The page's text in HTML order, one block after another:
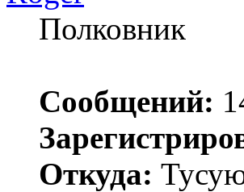
Полковник
Сообщений:
Откуда: